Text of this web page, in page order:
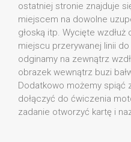
ostatniej stronie znajduje
miejscem na dowolne
głoską itp. Wycięte wzdłuż
miejscu przerywanej linii
odginamy na zewnątrz
obrazek wewnątrz buzi
Dodatkowo możemy spiąć
dołączyć do ćwiczenia
zadanie otworzyć kartę i